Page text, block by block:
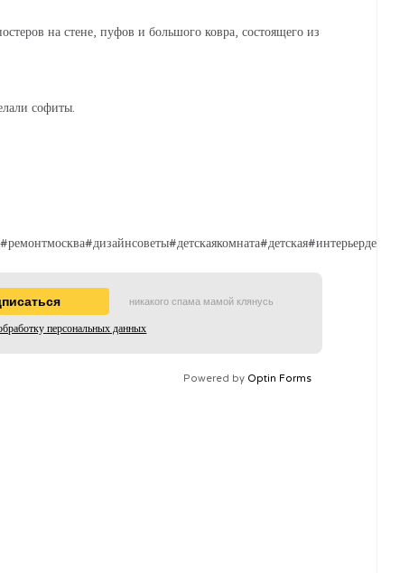
на стене, пуфов и большого ковра, состоящего из
софиты.
никакого спама мамой клянусь
персональных данных
Powered by Optin Forms